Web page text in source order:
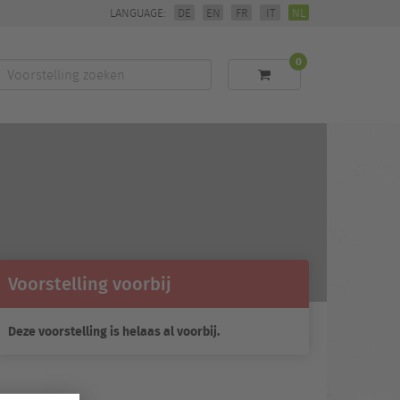
LANGUAGE: DE EN FR IT NL
0
Voorstelling voorbij
Deze voorstelling is helaas al voorbij.